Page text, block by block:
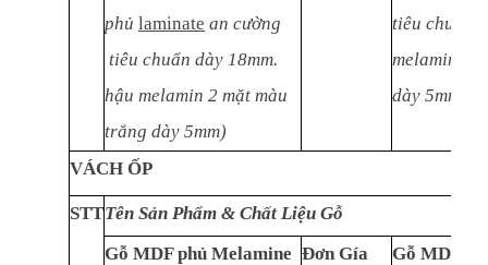
phủ laminate an cường
tiêu chuẩn dày 18mm.
hậu melamin 2 mặt màu
trắng dày 5mm)
tiêu chuẩn
melamin 2
dày 5mm)
VÁCH ỐP
STTTên Sản Phẩm & Chất Liệu Gỗ
Gỗ MDF phủ Melamine Đơn Gía
Gỗ MDF